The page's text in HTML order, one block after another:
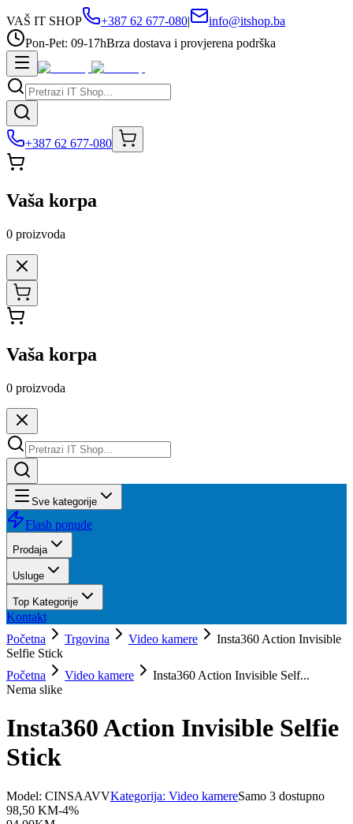
VAŠ IT SHOP +387 62 677-080|
info@itshop.ba
Pon-Pet: 09-17hBrza dostava i provjerena podrška
+387 62 677-080
Vaša korpa
0 proizvoda
Vaša korpa
0 proizvoda
Sve kategorije
Flash ponude
Prodaja
Usluge
Top Kategorije
Kontakt
Početna
Trgovina Video kamere
Insta360 Action Invisible
Selfie Stick
Početna
Video kamere
Insta360 Action Invisible Self...
Nema slike
Insta360 Action Invisible Selfie
Stick
Model: CINSAAVVKategorija: Video kamereSamo 3 dostupno
98,50 KM-4%